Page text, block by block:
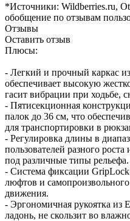
*Источники: Wildberries.ru,
обобщение по отзывам
Отзывы
Оставить отзыв
Плюсы:
- Легкий и прочный каркас
обеспечивает высокую
гасит вибрации при ходьбе,
- Пятисекционная
палок до 36 см, что
для транспортировки в
- Регулировка длины в
пользователей разного
под различные типы рельефа.
- Система фиксации
люфтов и
движения.
- Эргономичная рукоятка из
ладонь, не скользит во